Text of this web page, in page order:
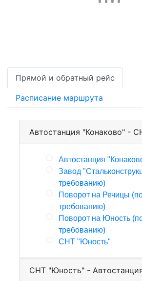
Прямой и обратный рейс
Расписание маршрута
Автостанция "Конаково" -
Автостанция
Завод
требованию)
Поворот на Речицы
требованию)
Поворот на Юность
требованию)
СНТ "Юность"
СНТ "Юность" -